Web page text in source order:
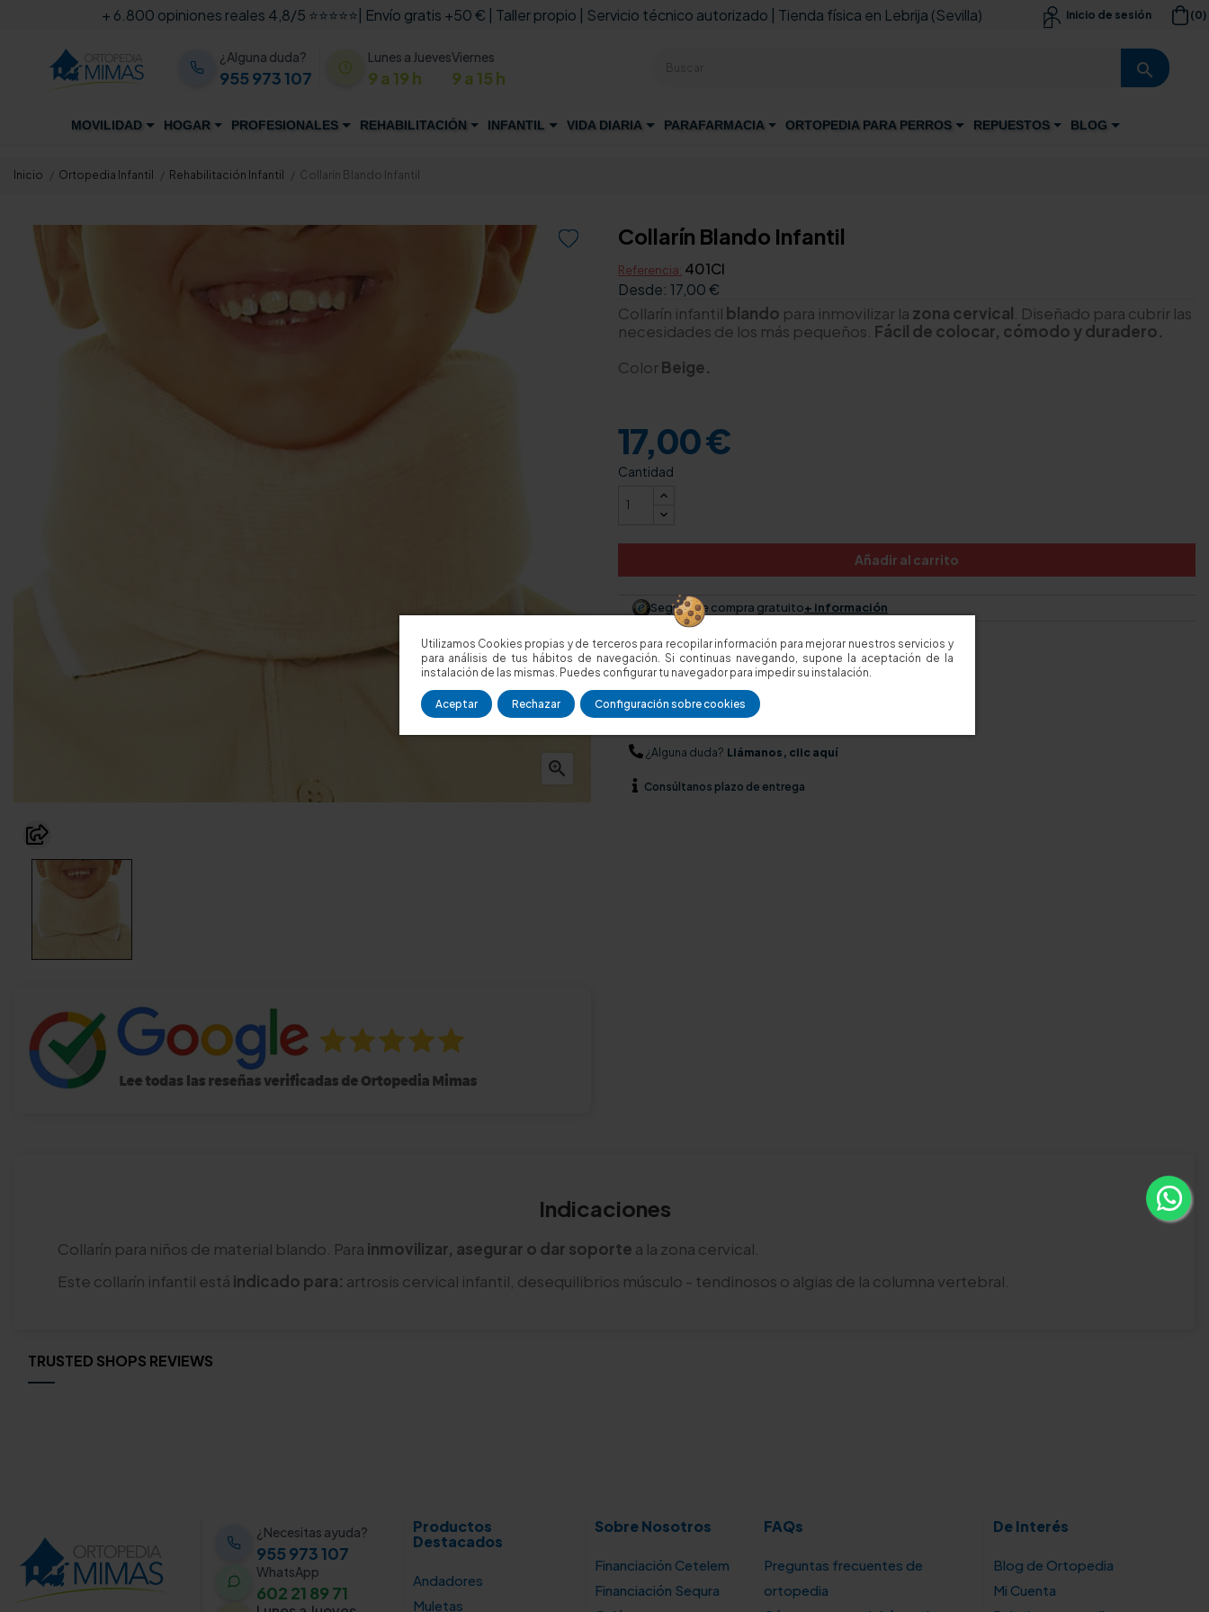
Utilizamos Cookies propias y de terceros para recopilar información para mejorar nuestros servicios y
para análisis de tus hábitos de navegación. Si continuas navegando, supone la aceptación de la
instalación de las mismas. Puedes configurar tu navegador para impedir su instalación.
Aceptar Rechazar Configuración sobre cookies
+ 6.800 opiniones reales 4,8/5 ⭐⭐⭐⭐⭐| Envío gratis +50 € | Taller propio | Servicio técnico autorizado | Tienda física en Lebrija (Sevilla)  Inicio de sesión (0)
¿Alguna duda?
955 973 107
Lunes a Jueves
9 a 19 h
Viernes
9 a 15 h search
MOVILIDAD HOGAR PROFESIONALES REHABILITACIÓN INFANTIL VIDA DIARIA PARAFARMACIA ORTOPEDIA PARA PERROS REPUESTOS BLOG
Inicio Ortopedia Infantil Rehabilitación Infantil Collarín Blando Infantil


Collarín Blando Infantil
Referencia: 401CI
Desde: 17,00 €
Collarín infantil blando para inmovilizar la zona cervical . Diseñado para cubrir las
necesidades de los más pequeños. Fácil de colocar, cómodo y duradero.
ColorBeige.
17,00 €
Cantidad
Añadir al carrito
Seguro de compra gratuito+ información
Envío: 3,95€ (solo Península. Para Islas, consultar)
Garantía: 3 años (Servicio Post-venta)
Devolución: 14 días
¿Alguna duda? Llámanos, clic aquí
Consúltanos plazo de entrega
Indicaciones
Collarín para niños de material blando. Para inmovilizar, asegurar o dar soporte a la zona cervical.
Este collarín infantil está indicado para: artrosis cervical infantil, desequilibrios músculo - tendinosos o algias de la columna vertebral.
TRUSTED SHOPS REVIEWS
¿Necesitas ayuda?
955 973 107
WhatsApp
602 21 89 71
Productos
Destacados
Andadores
Muletas
Sobre Nosotros
Financiación Cetelem
Financiación Sequra
FAQs
Preguntas frecuentes de
ortopedia
De Interés
Blog de Ortopedia
Mi Cuenta